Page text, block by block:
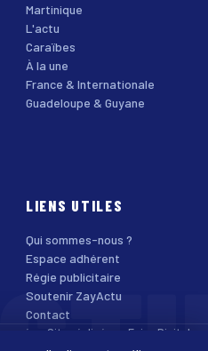
Martinique
L'actu
Caraïbes
À la une
France & Internationale
Guadeloupe & Guyane
LIENS UTILES
Qui sommes-nous ?
Espace adhérent
Régie publicitaire
Soutenir ZayActu
Contact
· Site réalisé par Enjoy Digital